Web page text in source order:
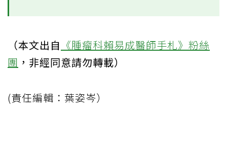
（本文出自 《腫瘤科賴易成醫師手札》粉絲
團 ，非經同意請勿轉載）
(責任編輯：葉姿岑）